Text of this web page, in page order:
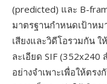
(predicted) และ B-
มาตรฐานกำหนดเป้าห
เสียงและวิดีโอรวมกัน
ละเอียด SIF (352x240
อย่างจำเพาะเพื่อให้ตร